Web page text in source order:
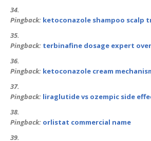
Pingback: ketoconazole shampoo scalp
Pingback: terbinafine dosage expert
Pingback: ketoconazole cream
Pingback: liraglutide vs ozempic side
Pingback: orlistat commercial name